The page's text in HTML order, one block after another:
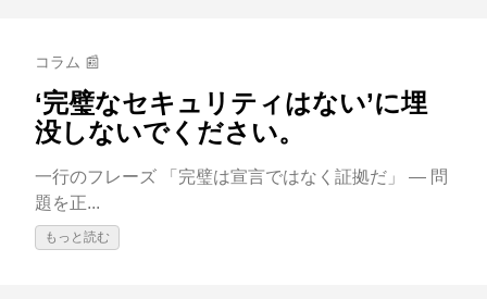
コラム 📰
‘完璧なセキュリティはない’に埋
没しないでください。
一行のフレーズ 「完璧は宣言ではなく証拠だ」 — 問
題を正...
もっと読む